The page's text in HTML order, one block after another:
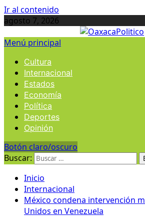
Ir al contenido
agosto 7, 2026
Menú principal
Cultura
Internacional
Estados
Economía
Política
Deportes
Opinión
Botón claro/oscuro
Buscar:
Inicio
Internacional
México condena intervención
Unidos en Venezuela